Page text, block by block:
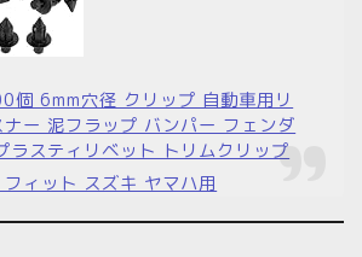
個 6mm穴径 クリップ 自動車用リ
ー 泥フラップ バンパー フェンダ
ラスティリベット トリムクリップ
ィット スズキ ヤマハ用